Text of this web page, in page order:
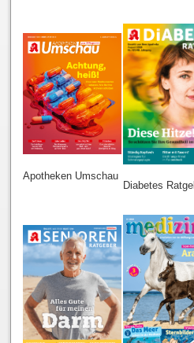
Apotheken Umschau
Diabetes